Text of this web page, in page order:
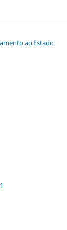
ao Estado